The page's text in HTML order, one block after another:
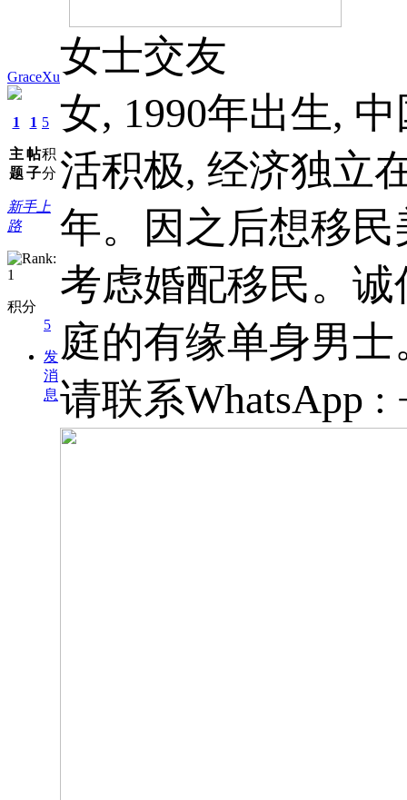
GraceXu
1
主
题
1
帖
子
5
积
分
新手上
路
积分
5
发
消
息
女士交友
女, 1990年出生,
活积极, 经济独立
年。因之后想移
考虑婚配移民。
庭的有缘单身男士
请联系WhatsApp :